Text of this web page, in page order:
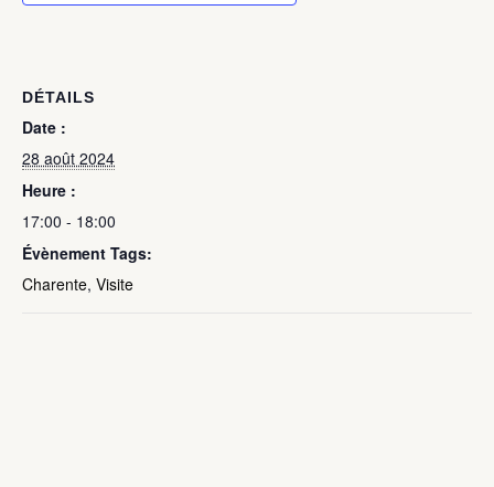
DÉTAILS
Date :
28 août 2024
Heure :
17:00 - 18:00
Évènement Tags:
Charente, Visite